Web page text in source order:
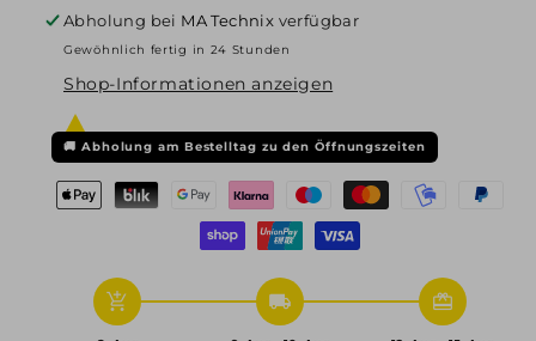
8,5x19
ET40
70,1,
racing-
schwarz
8,5x19
ET40
5x112
70,1,
schwarz
Abholung bei MA Technix verfügbar
Gewöhnlich fertig in 24 Stunden
Shop-Informationen anzeigen
🚚 Abholung am Bestelltag zu den Öffnungszeiten
add_shopping_cart local_shipping redeem